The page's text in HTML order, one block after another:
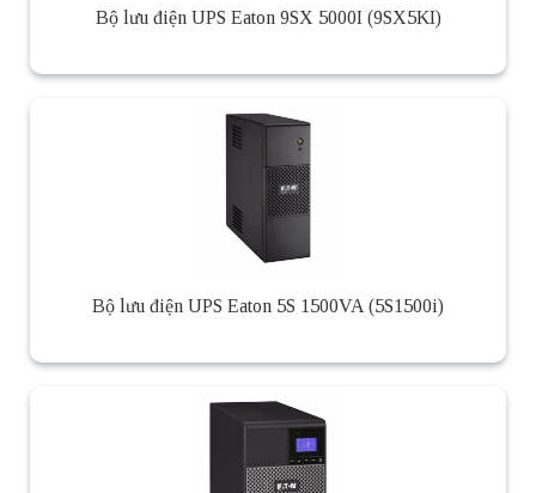
Bộ lưu điện UPS Eaton 9SX 5000I (9SX5KI)
Bộ lưu điện UPS Eaton 5S 1500VA (5S1500i)